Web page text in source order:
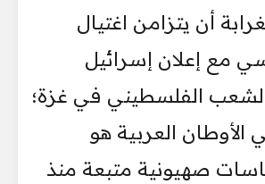
أن يتزامن اغتيال
مع إعلان إسرائيل
الفلسطيني في غزة؛
العربية هو
صهيونية متبعة منذ